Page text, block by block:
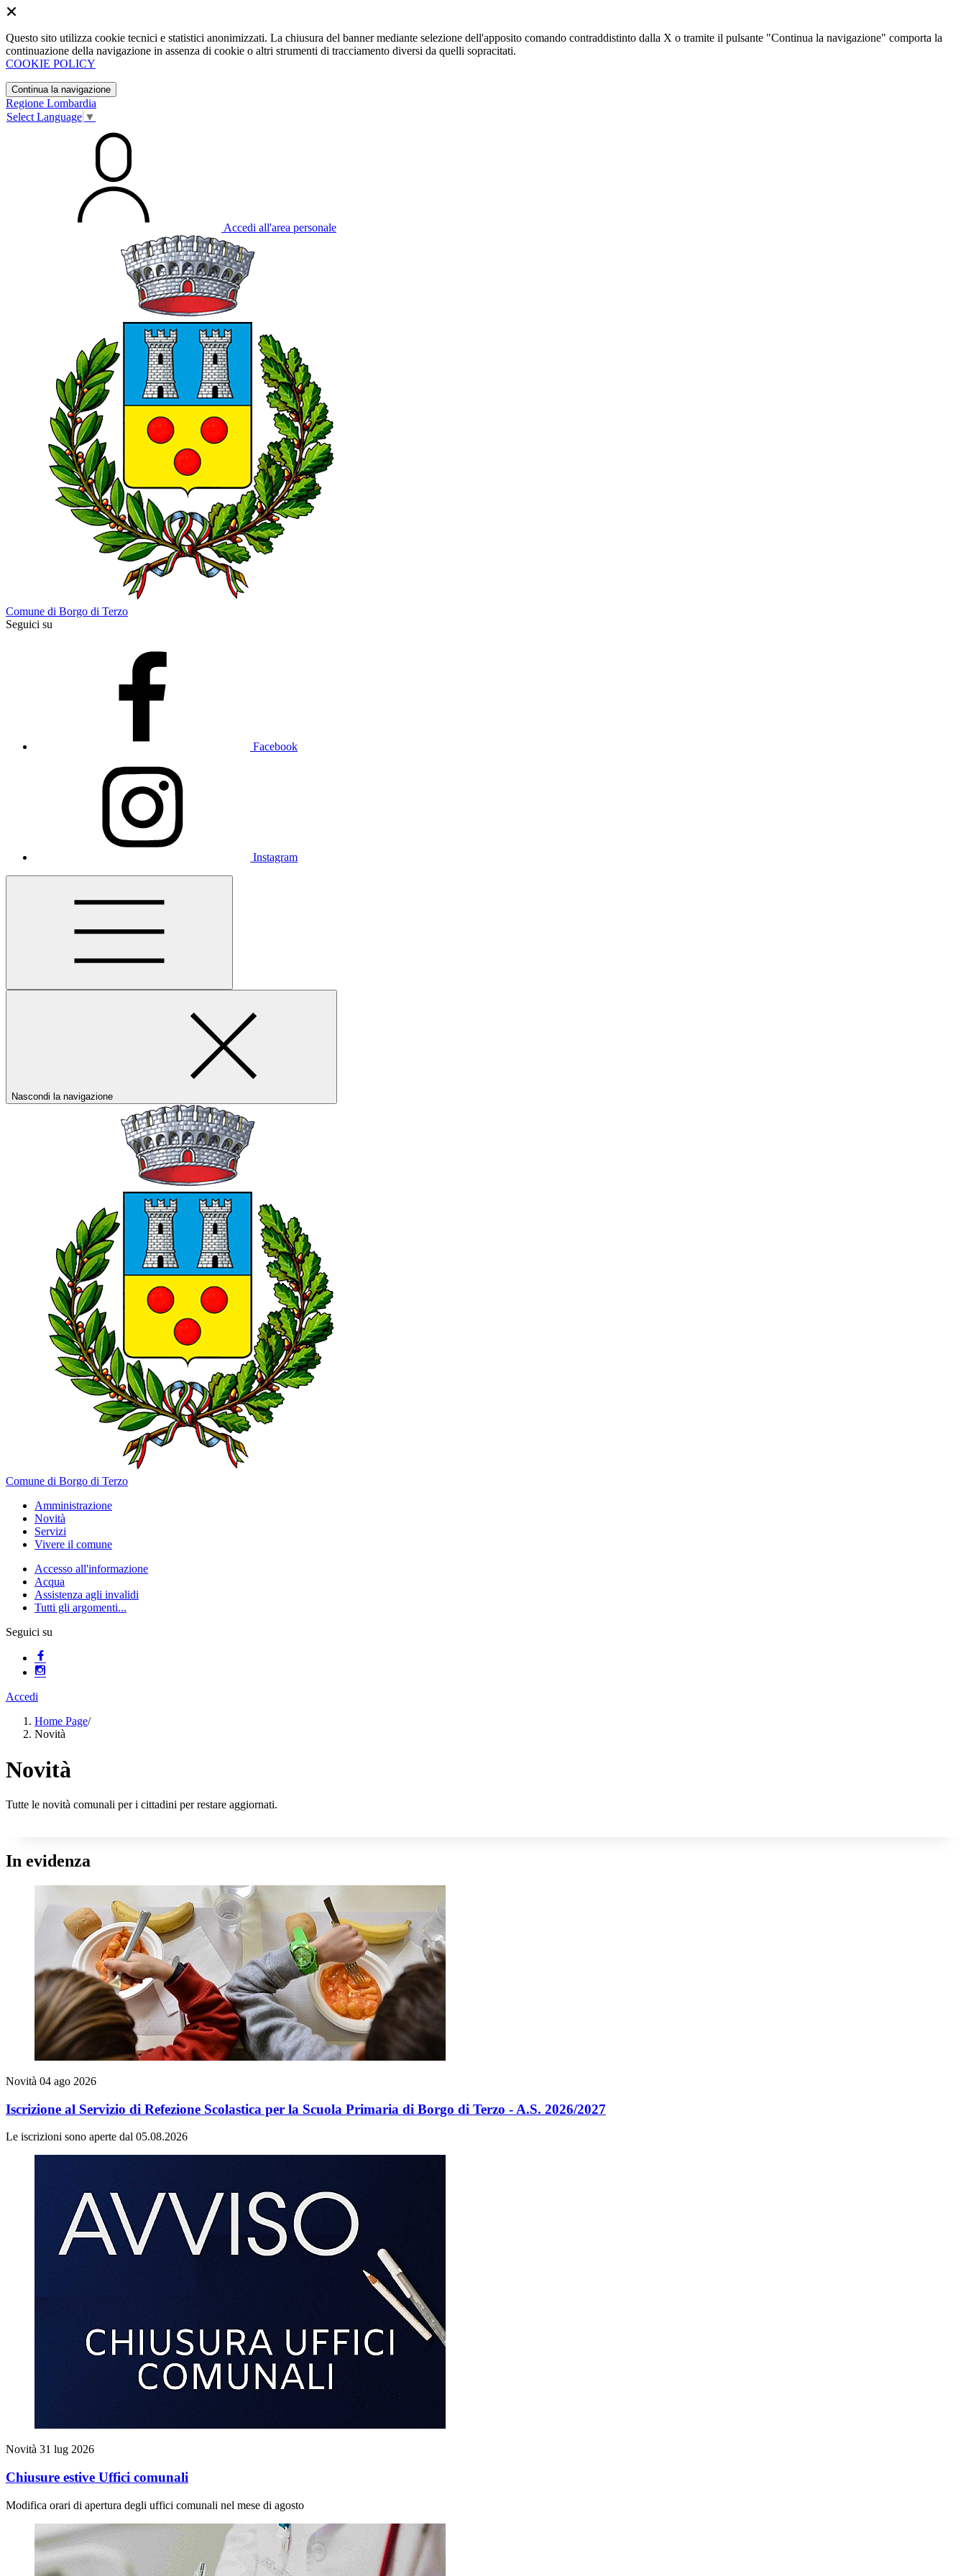
Questo sito utilizza cookie tecnici e statistici anonimizzati. La chiusura del banner mediante selezione dell'apposito comando contraddistinto dalla X o tramite il pulsante "Continua la navigazione" comporta la
continuazione della navigazione in assenza di cookie o altri strumenti di tracciamento diversi da quelli sopracitati.
COOKIE POLICY
Continua la navigazione
Regione Lombardia
Select Language ▼
Accedi all'area personale
Comune di Borgo di Terzo
Seguici su
Facebook
Instagram
Nascondi la navigazione
Comune di Borgo di Terzo
Amministrazione
Novità
Servizi
Vivere il comune
Accesso all'informazione
Acqua
Assistenza agli invalidi
Tutti gli argomenti...
Seguici su
Accedi
Home Page/
Novità
Novità
Tutte le novità comunali per i cittadini per restare aggiornati.
In evidenza
Novità 04 ago 2026
Iscrizione al Servizio di Refezione Scolastica per la Scuola Primaria di Borgo di Terzo - A.S. 2026/2027
Le iscrizioni sono aperte dal 05.08.2026
Novità 31 lug 2026
Chiusure estive Uffici comunali
Modifica orari di apertura degli uffici comunali nel mese di agosto